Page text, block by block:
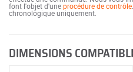
font l'objet d'uneprocédure de contrôle
chronologique uniquement.
DIMENSIONS